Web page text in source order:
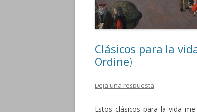
Clásicos para la
Ordine)
Deja una respuesta
Estos clásicos para la vida